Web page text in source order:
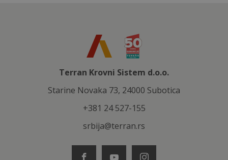
Terran Krovni Sistem d.o.o.
Starine Novaka 73, 24000 Subotica
+381 24 527-155
srbija@terran.rs